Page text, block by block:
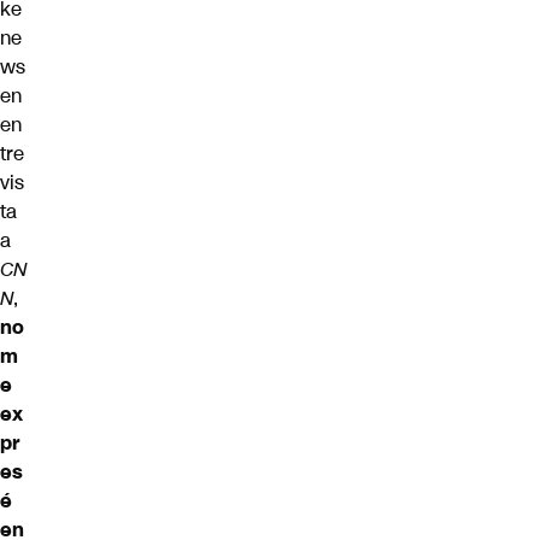
ke
ne
ws
en
en
tre
vis
ta
a
CN
N,
no
m
e
ex
pr
es
é
en